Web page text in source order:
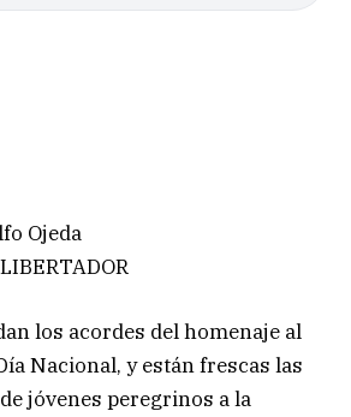
Ojeda
los acordes del homenaje al
Nacional, y están frescas las
jóvenes peregrinos a la